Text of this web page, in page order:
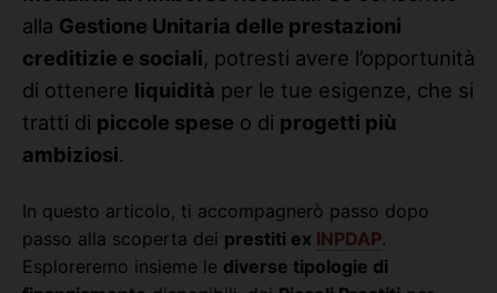
alla Gestione Unitaria delle prestazioni
creditizie e sociali, potresti avere l’opportunità
di ottenere liquidità per le tue esigenze, che si
tratti di piccole spese o di progetti più
ambiziosi.
In questo articolo, ti accompagnerò passo dopo
passo alla scoperta dei prestiti ex INPDAP.
Esploreremo insieme le diverse tipologie di